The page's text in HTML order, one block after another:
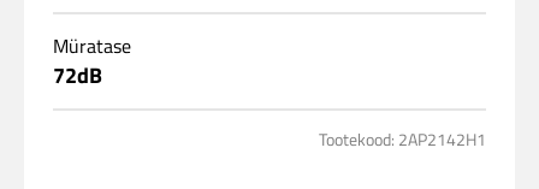
Müratase
72dB
Tootekood: 2AP2142H1